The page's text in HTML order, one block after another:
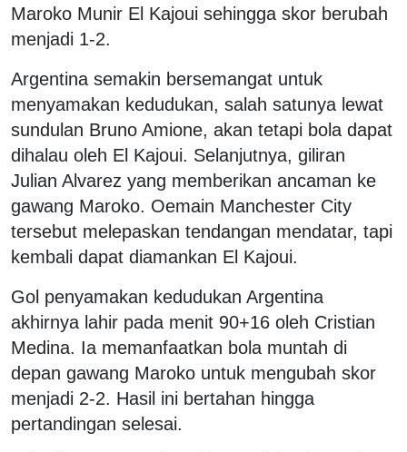
Maroko Munir El Kajoui sehingga skor berubah
menjadi 1-2.
Argentina semakin bersemangat untuk
menyamakan kedudukan, salah satunya lewat
sundulan Bruno Amione, akan tetapi bola dapat
dihalau oleh El Kajoui. Selanjutnya, giliran
Julian Alvarez yang memberikan ancaman ke
gawang Maroko. Oemain Manchester City
tersebut melepaskan tendangan mendatar, tapi
kembali dapat diamankan El Kajoui.
Gol penyamakan kedudukan Argentina
akhirnya lahir pada menit 90+16 oleh Cristian
Medina. Ia memanfaatkan bola muntah di
depan gawang Maroko untuk mengubah skor
menjadi 2-2. Hasil ini bertahan hingga
pertandingan selesai.